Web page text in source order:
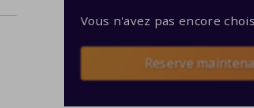
Vous n'avez pas encore
Reserve